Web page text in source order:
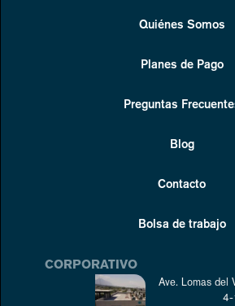
Quiénes Somos
Planes de Pago
Preguntas
Blog
Contacto
Bolsa de trabajo
CORPORATIVO
Ave. Lomas del
4-